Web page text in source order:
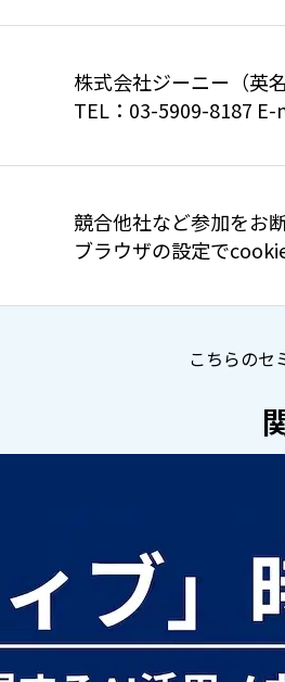
株式会社ジーニー（英
TEL：03-5909-8187
競合他社など参加をお
ブラウザの設定で
こちらのセ